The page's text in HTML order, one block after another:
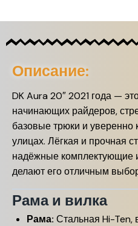
Описание:
DK Aura 20″ 2021 года —
начинающих райдеров,
базовые трюки и уверенно
улицах. Лёгкая и прочная
надёжные комплектующие
делают его отличным
Рама и вилка
Рама: Стальная Hi-Ten,